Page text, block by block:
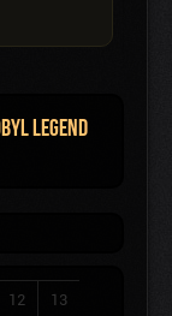
Legend
12 13